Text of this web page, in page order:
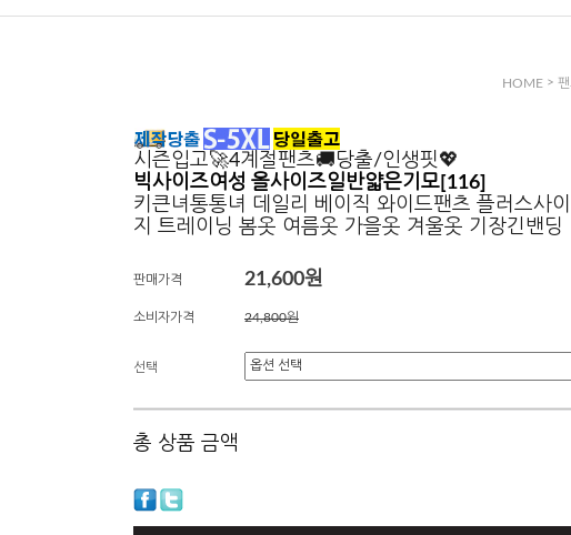
HOME >
시즌입고🚀4계절팬츠🚚당출/인생핏💖
빅사이즈여성 올사이즈일반얇은기모[116]
키큰녀통통녀 데일리 베이직 와이드팬츠 플러스사
지 트레이닝 봄옷 여름옷 가을옷 겨울옷 기장긴밴딩
판매가격 21,600원
소비자가격 24,800원
선택
총 상품 금액